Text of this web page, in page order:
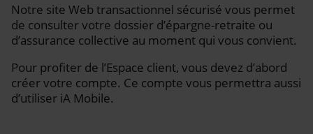
Notre site Web transactionnel sécurisé vous permet
de consulter votre dossier d’épargne-retraite ou
d’assurance collective au moment qui vous convient.
Pour profiter de l’Espace client, vous devez d’abord
créer votre compte. Ce compte vous permettra aussi
d’utiliser iA Mobile.